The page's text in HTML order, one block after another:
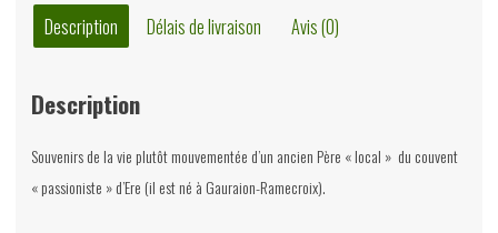
Description Délais de livraison Avis (0)
Description
Souvenirs de la vie plutôt mouvementée d’un ancien Père « local » du couvent
« passioniste » d’Ere (il est né à Gauraion-Ramecroix).